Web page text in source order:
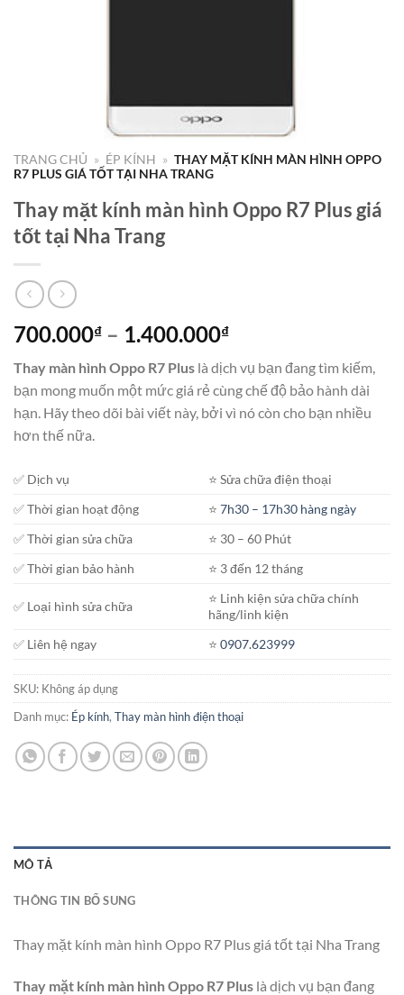
TRANG CHỦ » ÉP KÍNH » THAY MẶT KÍNH MÀN HÌNH OPPO
R7 PLUS GIÁ TỐT TẠI NHA TRANG
Thay mặt kính màn hình Oppo R7 Plus giá
tốt tại Nha Trang
700.000₫ – 1.400.000₫Khoảng
từ
700.000₫
đến
Thay màn hình Oppo R7 Plus là dịch vụ bạn đang tìm kiếm,
bạn mong muốn một mức giá rẻ cùng chế độ bảo hành dài
hạn. Hãy theo dõi bài viết này, bởi vì nó còn cho bạn nhiều
hơn thế nữa.
✅ Dịch vụ
⭐️ Sửa chữa điện thoại
✅ Thời gian hoạt động
⭐️7h30 – 17h30 hàng ngày
✅ Thời gian sửa chữa
⭐️ 30 – 60 Phút
✅ Thời gian bảo hành
⭐️ 3 đến 12 tháng
✅ Loại hình sửa chữa
⭐️ Linh kiện sửa chữa chính
hãng/linh kiện
✅ Liên hệ ngay
⭐️0907.623999
SKU: Không áp dụng
Danh mục: Ép kính, Thay màn hình điện thoại
MÔ TẢ
THÔNG TIN BỔ SUNG
Thay mặt kính màn hình Oppo R7 Plus giá tốt tại Nha Trang
Thay mặt kính màn hình Oppo R7 Plus là dịch vụ bạn đang